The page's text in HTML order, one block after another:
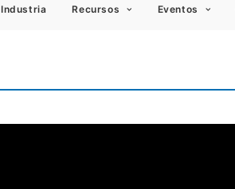
Industria Recursos Eventos